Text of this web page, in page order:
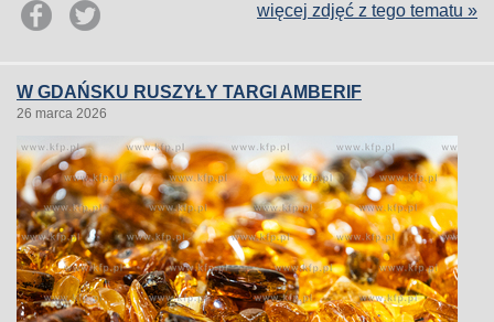
więcej zdjęć z tego tematu »
W GDAŃSKU RUSZYŁY TARGI AMBERIF
26 marca 2026